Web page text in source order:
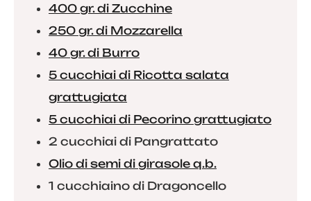
400 gr. di Zucchine
250 gr. di Mozzarella
40 gr. di Burro
5 cucchiai di Ricotta salata
grattugiata
5 cucchiai di Pecorino grattugiato
2 cucchiai di Pangrattato
Olio di semi di girasole q.b.
1 cucchiaino di Dragoncello